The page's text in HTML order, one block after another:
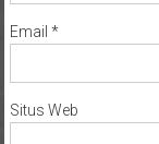
Email *
Situs Web